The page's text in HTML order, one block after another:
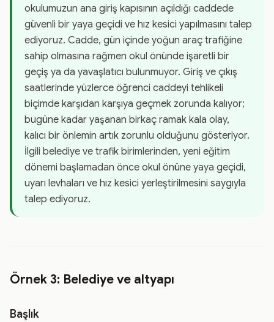
okulumuzun ana giriş kapısının açıldığı caddede
güvenli bir yaya geçidi ve hız kesici yapılmasını talep
ediyoruz. Cadde, gün içinde yoğun araç trafiğine
sahip olmasına rağmen okul önünde işaretli bir
geçiş ya da yavaşlatıcı bulunmuyor. Giriş ve çıkış
saatlerinde yüzlerce öğrenci caddeyi tehlikeli
biçimde karşıdan karşıya geçmek zorunda kalıyor;
bugüne kadar yaşanan birkaç ramak kala olay,
kalıcı bir önlemin artık zorunlu olduğunu gösteriyor.
İlgili belediye ve trafik birimlerinden, yeni eğitim
dönemi başlamadan önce okul önüne yaya geçidi,
uyarı levhaları ve hız kesici yerleştirilmesini saygıyla
talep ediyoruz.
Örnek 3: Belediye ve altyapı
Başlık